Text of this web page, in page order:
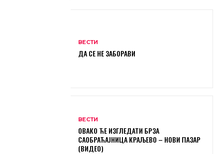
ВЕСТИ
ДА СЕ НЕ ЗАБОРАВИ
ВЕСТИ
ОВАКО ЋЕ ИЗГЛЕДАТИ БРЗА
САОБРАЋАЈНИЦА КРАЉЕВО – НОВИ ПАЗАР
(ВИДЕО)